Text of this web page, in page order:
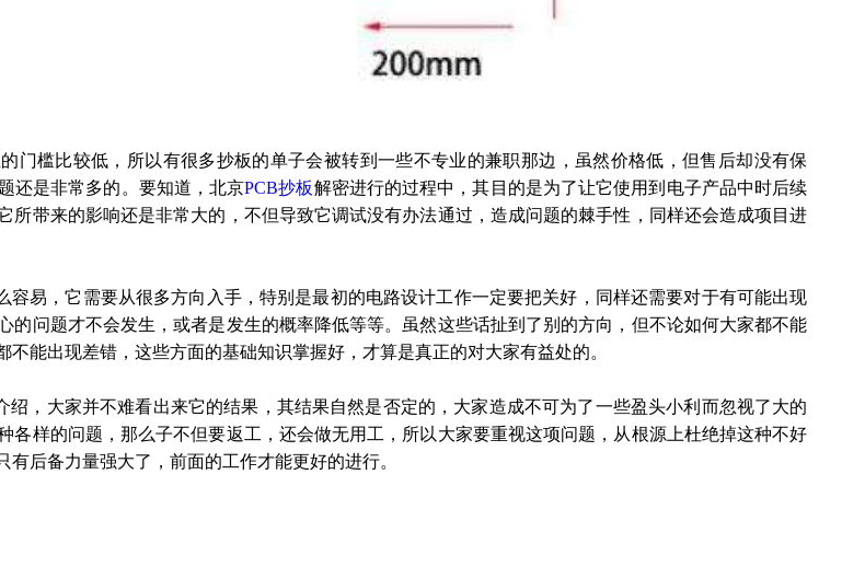
槛比较低，所以有很多抄板的单子会被转到一些不专业的兼职那边，虽然价格低，但售后却没有保
还是非常多的。要知道，北京PCB抄板解密进行的过程中，其目的是为了让它使用到电子产品中时后续
带来的影响还是非常大的，不但导致它调试没有办法通过，造成问题的棘手性，同样还会造成项目进
，它需要从很多方向入手，特别是最初的电路设计工作一定要把关好，同样还需要对于有可能出现
问题才不会发生，或者是发生的概率降低等等。虽然这些话扯到了别的方向，但不论如何大家都不能
能出现差错，这些方面的基础知识掌握好，才算是真正的对大家有益处的。
，大家并不难看出来它的结果，其结果自然是否定的，大家造成不可为了一些盈头小利而忽视了大的
样的问题，那么子不但要返工，还会做无用工，所以大家要重视这项问题，从根源上杜绝掉这种不好
后备力量强大了，前面的工作才能更好的进行。